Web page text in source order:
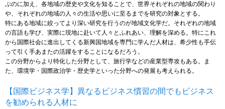
ぶのに加え、各地域の歴史や文化を知ることで、世界それぞれの地域の関わり
や、それぞれの地域の人々の生活や思いに至るまでを研究の対象とする。
特にある地域に絞ってより深い研究を行うのが地域文化学だ。それぞれの地域
の言語も学び、実際に現地に赴いて人々とふれあい、理解を深める。特にこれ
から国際社会に進出してくる新興国地域を専門に学んだ人材は、希少性も手伝
って引く手あまたの活躍をすることになるだろう。
この分野からより特化した分野として、旅行学などの産業型専攻もある。ま
た、環境学・国際政治学・歴史学といった分野への発展も考えられる。
【国際ビジネス学】異なるビジネス慣習の間でもビジネス
を勧められる人材に